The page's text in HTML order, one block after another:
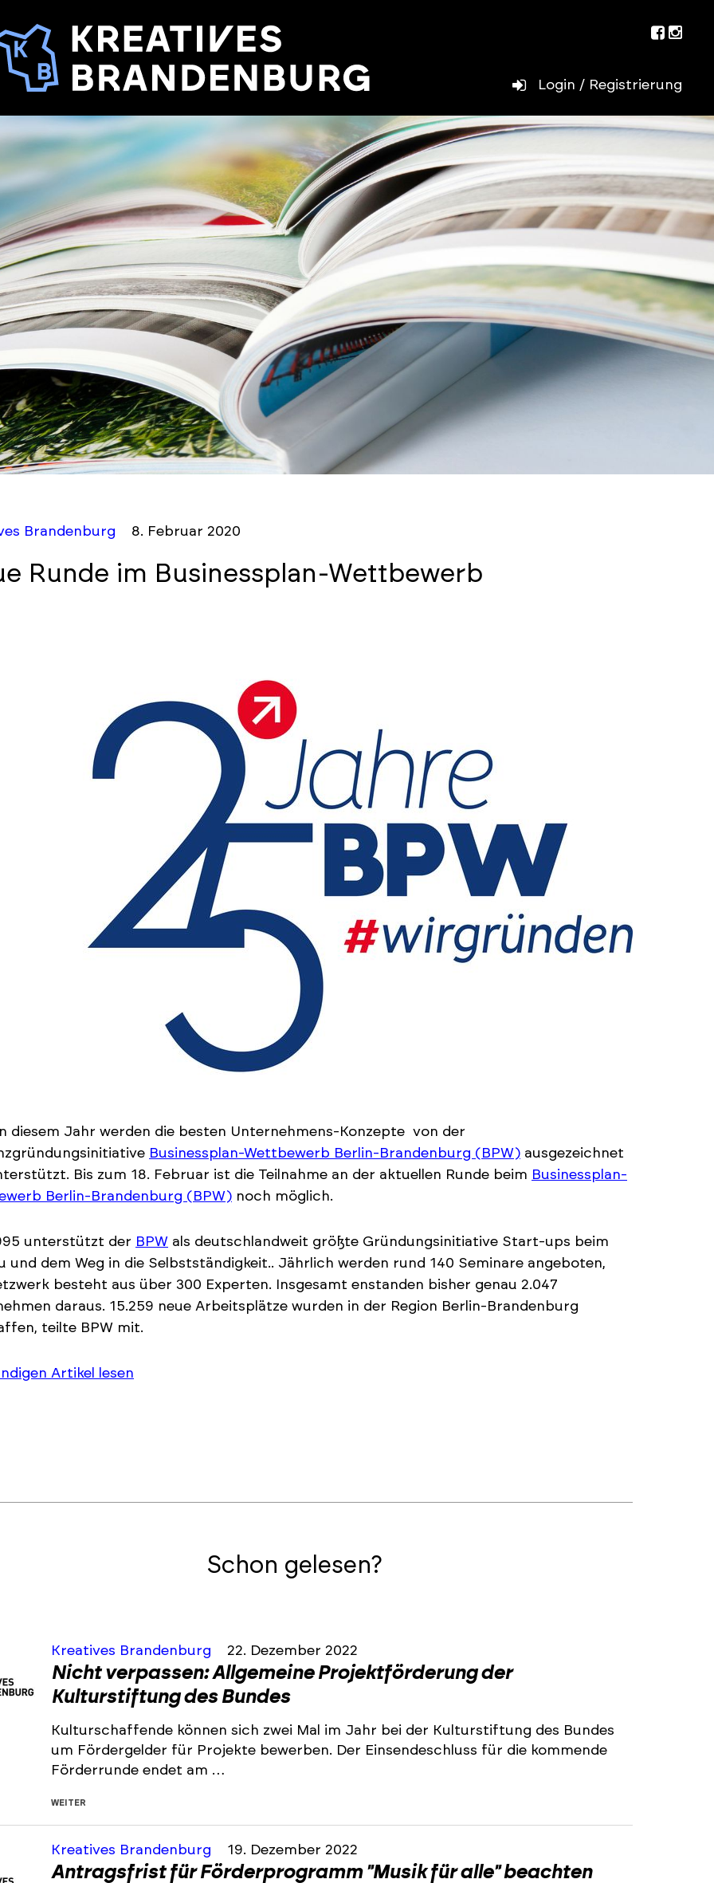
Login / Registrierung
Brandenburg 8. Februar 2020
Runde im Businessplan-Wettbewerb
diesem Jahr werden die besten Unternehmens-Konzepte von der
Businessplan-Wettbewerb Berlin-Brandenburg (BPW) ausgezeichnet
Bis zum 18. Februar ist die Teilnahme an der aktuellen Runde beim Businessplan-
Berlin-Brandenburg (BPW) noch möglich.
unterstützt der BPW als deutschlandweit größte Gründungsinitiative Start-ups beim
und dem Weg in die Selbstständigkeit.. Jährlich werden rund 140 Seminare angeboten,
besteht aus über 300 Experten. Insgesamt enstanden bisher genau 2.047
daraus. 15.259 neue Arbeitsplätze wurden in der Region Berlin-Brandenburg
teilte BPW mit.
Artikel lesen
Schon gelesen?
Kreatives Brandenburg 22. Dezember 2022
Nicht verpassen: Allgemeine Projektförderung der
Kulturstiftung des Bundes
Kulturschaffende können sich zwei Mal im Jahr bei der Kulturstiftung des Bundes
um Fördergelder für Projekte bewerben. Der Einsendeschluss für die kommende
Förderrunde endet am …
WEITER
Kreatives Brandenburg 19. Dezember 2022
Antragsfrist für Förderprogramm "Musik für alle" beachten